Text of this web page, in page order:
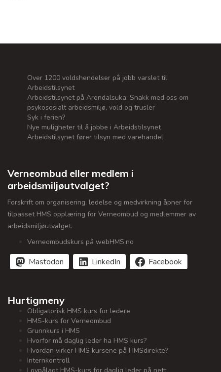
Over 1200 voldshendelser på jobb varslet til
Arbeidstilsynet
Arbeidstilsynet på Arendalsuka: Snakk med oss om
psykososialt arbeidsmiljø, vold og trusler
Syk i ferien?
Nye muligheter til å jobbe i Arbeidstilsynet
Arbeidstilsynet fører tilsyn med varehandel
Verneombud eller medlem i
arbeidsmiljøutvalget?
Forskrift om organisering, ledelse og medvirkning åpner for
tilpasset HMS opplæring for Verneombud og medlemmer av
arbeidsmiljøutvalget.
Verneombudskurs på webHMS.no
Mastodon LinkedIn Facebook
Hurtigmeny
Obligatorisk HMS kurs for ledere
HMS-kurs for Verneombud
Grunnkurs i HMS
Hvorfor må daglig leder ha HMS kurs?
Hvordan virker HMS kursene på HMSdirekte?
Internkontroll